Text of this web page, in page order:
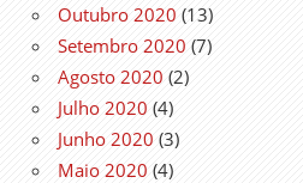
Outubro 2020 (13)
Setembro 2020 (7)
Agosto 2020 (2)
Julho 2020 (4)
Junho 2020 (3)
Maio 2020 (4)